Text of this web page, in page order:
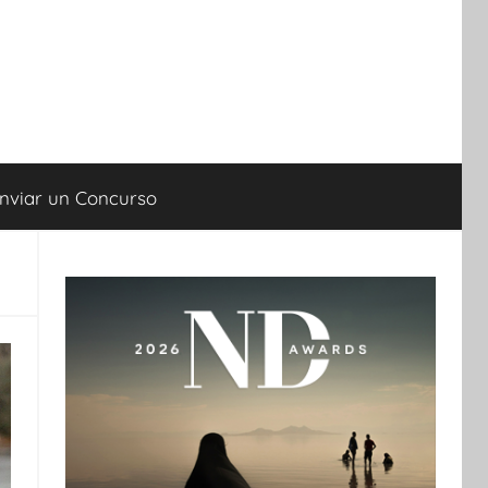
un Concurso